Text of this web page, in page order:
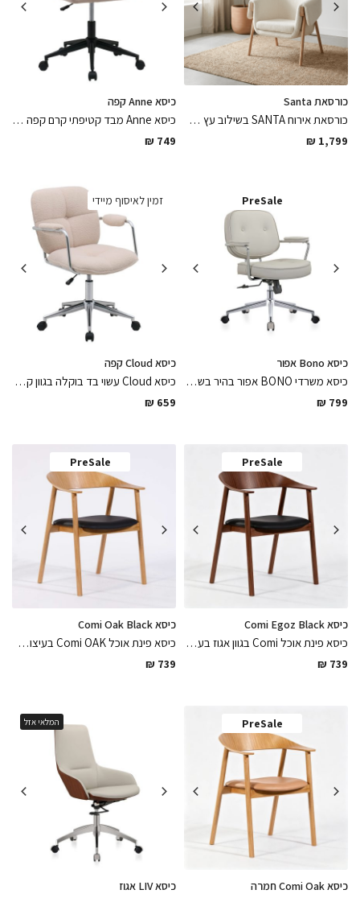
כורסאת Santa
כורסאת אירוח SANTA בשילוב עץ מלא ובד עשוי בוקלה צפוף בגימור קווים מעוגלים נוחה ונעימה למגע מגיעה מורכבת, לשדרוג נורדי יוקרתי
₪ 1,799
כיסא Anne קפה
כיסא Anne מבד קטיפתי קרם קפה בשילוב רגלי מתכת צבועות בתנור וגלגלי מותאמים לפרקט ולרצפה בגימור מושלם נוח לישיבה ממושכת
₪ 749
PreSale
כיסא Bono אפור
כיסא משרדי BONO אפור בהיר בשילוב רגלי נירוסטה מלוטש מבריק עם גלגלים ומושב דמוי עור בגימור מושלם, פיס נח ויפה לשדרוג חדר העבודה
₪ 799
זמין לאיסוף מיידי
כיסא Cloud קפה
כיסא Cloud עשוי בד בוקלה בגוון קפה נעים ונוח למגע בשילוב רגלי מתכת ניקל וגלגלים מותאמים לפרקט ולרצפה, כיסא מסתובב בגימור מושלם
₪ 659
PreSale
כיסא Comi Egoz Black
כיסא פינת אוכל Comi בגוון אגוז בעיצוב משענת מעוגלת עשוי עץ מלא כהה עם מושב דמוי עור שחור מט קל ופרקטי לניקיון
₪ 739
PreSale
כיסא Comi Oak Black
כיסא פינת אוכל Comi OAK בעיצוב משענת מעוגלת ונוחה עשוי עץ אלון מלא עם מושב דמוי עור שחור מט קל ופרקטי לניקיון, הכיסא שמשלב נוחות וסטייל אלגנט
₪ 739
PreSale
כיסא Comi Oak חמרה
המלאי אזל
כיסא LIV אגוז